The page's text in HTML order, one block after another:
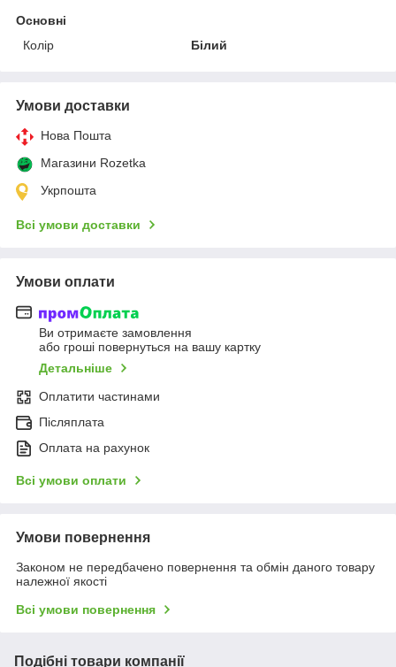
Основні
Колір
Білий
Умови доставки
Нова Пошта
Магазини Rozetka
Укрпошта
Всі умови доставки
Умови оплати
Ви отримаєте замовлення
або гроші повернуться на вашу картку
Детальніше
Оплатити частинами
Післяплата
Оплата на рахунок
Всі умови оплати
Умови повернення
Законом не передбачено повернення та обмін даного товару
належної якості
Всі умови повернення
Подібні товари компанії